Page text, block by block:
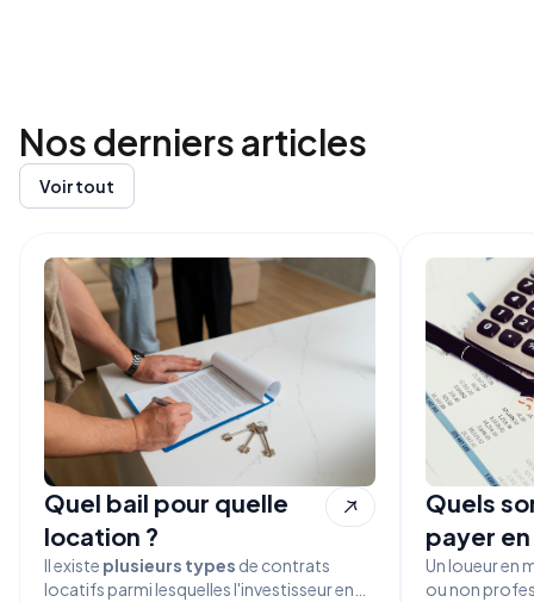
Nos derniersarticles
Voir tout
Quel bail pour quelle
location ?
Il existe plusieurs types de contrats
locatifs parmi lesquelles l'investisseur en
Quels
payer en
Un loueur en
ou non